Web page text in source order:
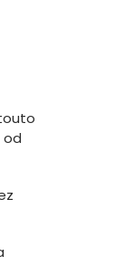
od